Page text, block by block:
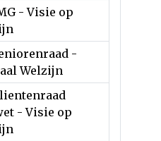
- Visie op
-
Welzijn
- Visie op